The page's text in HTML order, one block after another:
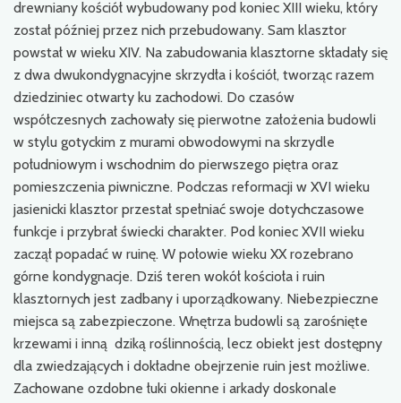
drewniany kościół wybudowany pod koniec XIII wieku, który
został później przez nich przebudowany. Sam klasztor
powstał w wieku XIV. Na zabudowania klasztorne składały się
z dwa dwukondygnacyjne skrzydła i kościół, tworząc razem
dziedziniec otwarty ku zachodowi. Do czasów
współczesnych zachowały się pierwotne założenia budowli
w stylu gotyckim z murami obwodowymi na skrzydle
południowym i wschodnim do pierwszego piętra oraz
pomieszczenia piwniczne. Podczas reformacji w XVI wieku
jasienicki klasztor przestał spełniać swoje dotychczasowe
funkcje i przybrał świecki charakter. Pod koniec XVII wieku
zaczął popadać w ruinę. W połowie wieku XX rozebrano
górne kondygnacje. Dziś teren wokół kościoła i ruin
klasztornych jest zadbany i uporządkowany. Niebezpieczne
miejsca są zabezpieczone. Wnętrza budowli są zarośnięte
krzewami i inną dziką roślinnością, lecz obiekt jest dostępny
dla zwiedzających i dokładne obejrzenie ruin jest możliwe.
Zachowane ozdobne łuki okienne i arkady doskonale